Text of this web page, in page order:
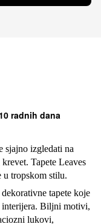
radnih dana
sjajno izgledati na
Tapete Leaves
u tropskom stilu.
tapete koje
interijera. Biljni motivi,
lukovi,